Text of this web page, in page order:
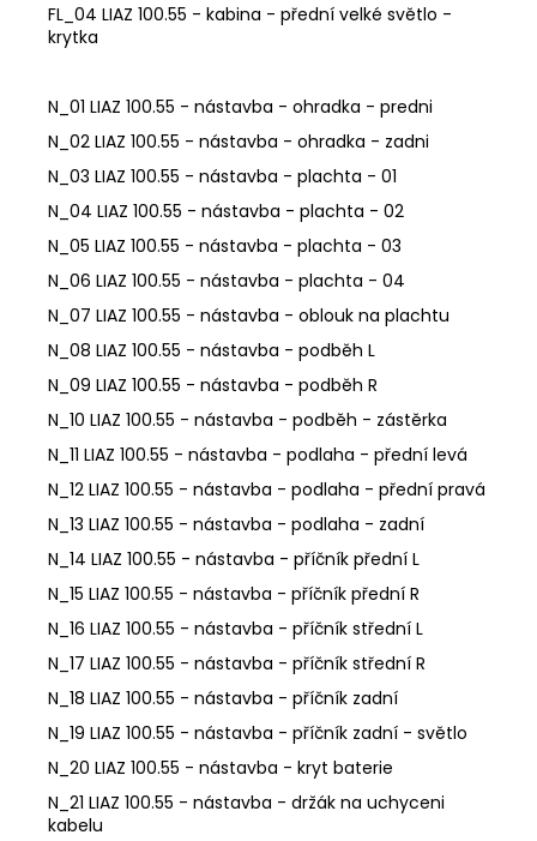
FL_04 LIAZ 100.55 - kabina - přední velké světlo -
krytka
N_01 LIAZ 100.55 - nástavba - ohradka - predni
N_02 LIAZ 100.55 - nástavba - ohradka - zadni
N_03 LIAZ 100.55 - nástavba - plachta - 01
N_04 LIAZ 100.55 - nástavba - plachta - 02
N_05 LIAZ 100.55 - nástavba - plachta - 03
N_06 LIAZ 100.55 - nástavba - plachta - 04
N_07 LIAZ 100.55 - nástavba - oblouk na plachtu
N_08 LIAZ 100.55 - nástavba - podběh L
N_09 LIAZ 100.55 - nástavba - podběh R
N_10 LIAZ 100.55 - nástavba - podběh - zástěrka
N_11 LIAZ 100.55 - nástavba - podlaha - přední levá
N_12 LIAZ 100.55 - nástavba - podlaha - přední pravá
N_13 LIAZ 100.55 - nástavba - podlaha - zadní
N_14 LIAZ 100.55 - nástavba - příčník přední L
N_15 LIAZ 100.55 - nástavba - příčník přední R
N_16 LIAZ 100.55 - nástavba - příčník střední L
N_17 LIAZ 100.55 - nástavba - příčník střední R
N_18 LIAZ 100.55 - nástavba - příčník zadní
N_19 LIAZ 100.55 - nástavba - příčník zadní - světlo
N_20 LIAZ 100.55 - nástavba - kryt baterie
N_21 LIAZ 100.55 - nástavba - držák na uchyceni
kabelu